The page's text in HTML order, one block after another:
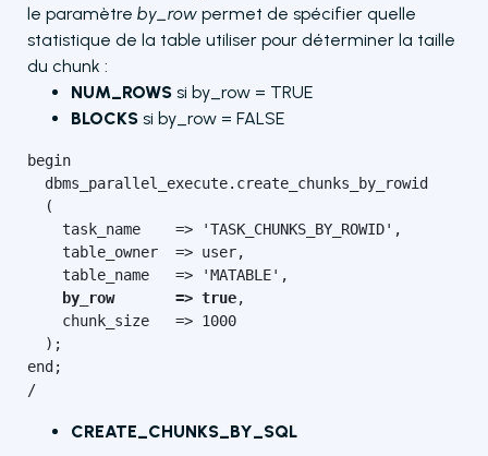
le paramètre by_row permet de spécifier quelle
statistique de la table utiliser pour déterminer la taille
du chunk :
NUM_ROWS si by_row = TRUE
BLOCKS si by_row = FALSE
begin
dbms_parallel_execute.create_chunks_by_rowid
(
task_name    => 'TASK_CHUNKS_BY_ROWID',
table_owner  => user,
table_name   => 'MATABLE',
by_row       => true,
chunk_size   => 1000
);
end;
/
CREATE_CHUNKS_BY_SQL